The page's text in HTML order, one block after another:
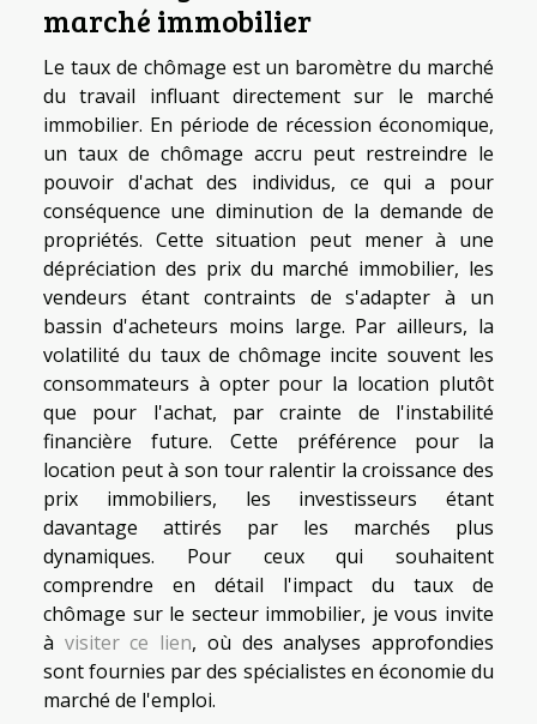
marché immobilier
Le taux de chômage est un baromètre du marché
du travail influant directement sur le marché
immobilier. En période de récession économique,
un taux de chômage accru peut restreindre le
pouvoir d'achat des individus, ce qui a pour
conséquence une diminution de la demande de
propriétés. Cette situation peut mener à une
dépréciation des prix du marché immobilier, les
vendeurs étant contraints de s'adapter à un
bassin d'acheteurs moins large. Par ailleurs, la
volatilité du taux de chômage incite souvent les
consommateurs à opter pour la location plutôt
que pour l'achat, par crainte de l'instabilité
financière future. Cette préférence pour la
location peut à son tour ralentir la croissance des
prix immobiliers, les investisseurs étant
davantage attirés par les marchés plus
dynamiques. Pour ceux qui souhaitent
comprendre en détail l'impact du taux de
chômage sur le secteur immobilier, je vous invite
à visiter ce lien, où des analyses approfondies
sont fournies par des spécialistes en économie du
marché de l'emploi.